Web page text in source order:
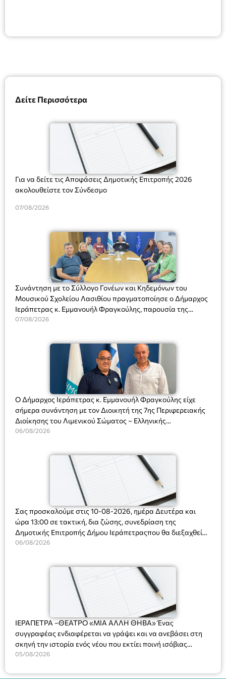
Δείτε Περισσότερα
Για να δείτε τις Αποφάσεις Δημοτικής Επιτροπής 2026
ακολουθείστε τον Σύνδεσμο
07/08/2026
Συνάντηση με το Σύλλογο Γονέων και Κηδεμόνων του
Μουσικού Σχολείου Λασιθίου πραγματοποίησε ο Δήμαρχος
Ιεράπετρας κ. Εμμανουήλ Φραγκούλης, παρουσία της
Διευθύντριας του σχολείου κας Μαριάννας Χαΐτα.
07/08/2026
Ο Δήμαρχος Ιεράπετρας κ. Εμμανουήλ Φραγκούλης είχε
σήμερα συνάντηση με τον Διοικητή της 7ης Περιφερειακής
Διοίκησης του Λιμενικού Σώματος – Ελληνικής
Ακτοφυλακής (Λ.Σ.-ΕΛ.ΑΚΤ.), Αρχιπλοίαρχο Λ.Σ. κ. Ιωάννη
06/08/2026
Σας προσκαλούμε στις 10-08-2026, ημέρα Δευτέρα και
ώρα 13:00 σε τακτική, δια ζώσης, συνεδρίαση της
Δημοτικής Επιτροπής Δήμου Ιεράπετραςπου θα διεξαχθεί
στο Δημοτικό Κατάστημα, Δημοκρατίας 31 στην αίθουσα
και λήψη αποφάσεων στα παρακάτω θέματα:
06/08/2026
ΙΕΡΑΠΕΤΡΑ –ΘΕΑΤΡΟ «ΜΙΑ ΑΛΛΗ ΘΗΒΑ» Ένας
συγγραφέας ενδιαφέρεται να γράψει και να ανεβάσει στη
σκηνή την ιστορία ενός νέου που εκτίει ποινή ισόβιας
κάθειρξης για πατροκτονία. Ένα πολυβραβευμένο έργο για
ασθένεια, τον ερωτισμό. Ένα έργο αινιγματικό, συγκινητικό,
05/08/2026